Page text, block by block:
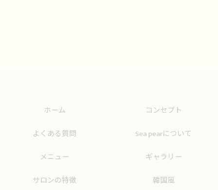
ホーム
コンセプト
よくある質問
Sea pearについて
メニュー
ギャラリー
サロンの特徴
韓国風